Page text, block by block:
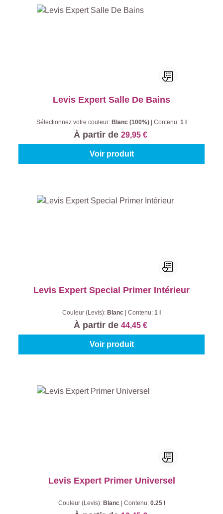
Levis Expert Salle De Bains
Sélectionnez votre couleur: Blanc (100%) Contenu: 1 l
À partir de 29,95 €
Voir produit
Levis Expert Special Primer Intérieur
Couleur (Levis): Blanc Contenu: 1 l
À partir de 44,45 €
Voir produit
Levis Expert Primer Universel
Couleur (Levis): Blanc Contenu: 0.25 l